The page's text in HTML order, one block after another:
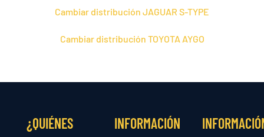
Cambiar distribución JAGUAR S-TYPE
Cambiar distribución TOYOTA AYGO
¿QUIÉNES
INFORMACIÓN